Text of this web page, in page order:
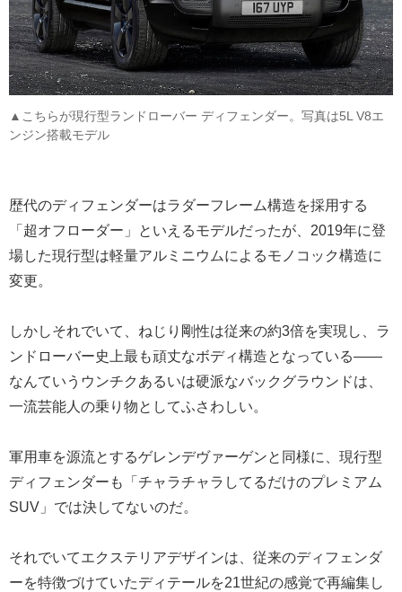
▲こちらが現行型ランドローバー ディフェンダー。写真は5L V8エ
ンジン搭載モデル
歴代のディフェンダーはラダーフレーム構造を採用する
「超オフローダー」といえるモデルだったが、2019年に登
場した現行型は軽量アルミニウムによるモノコック構造に
変更。
しかしそれでいて、ねじり剛性は従来の約3倍を実現し、ラ
ンドローバー史上最も頑丈なボディ構造となっている――
なんていうウンチクあるいは硬派なバックグラウンドは、
一流芸能人の乗り物としてふさわしい。
軍用車を源流とするゲレンデヴァーゲンと同様に、現行型
ディフェンダーも「チャラチャラしてるだけのプレミアム
SUV」では決してないのだ。
それでいてエクステリアデザインは、従来のディフェンダ
ーを特徴づけていたディテールを21世紀の感覚で再編集し